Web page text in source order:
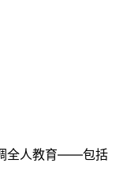
全人教育——包括